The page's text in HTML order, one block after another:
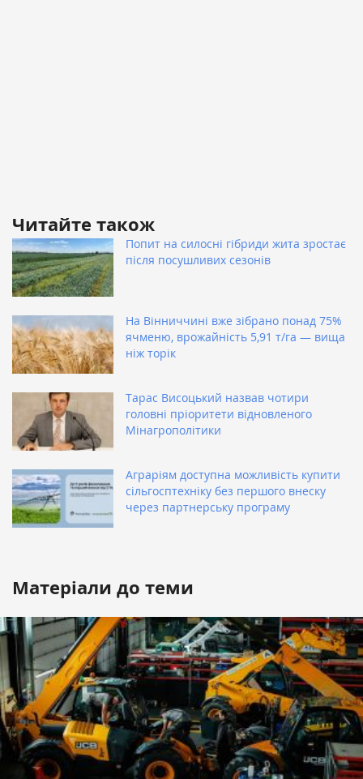
Читайте також
Попит на силосні гібриди жита зростає
після посушливих сезонів
На Вінниччині вже зібрано понад 75%
ячменю, врожайність 5,91 т/га — вища
ніж торік
Тарас Висоцький назвав чотири
головні пріоритети відновленого
Мінагрополітики
Аграріям доступна можливість купити
сільгосптехніку без першого внеску
через партнерську програму
Матеріали до теми